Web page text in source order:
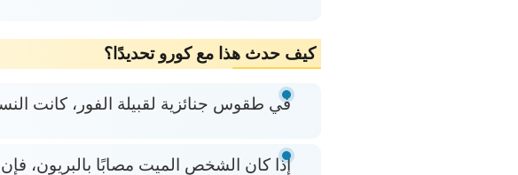
كيف حدث هذا مع كورو تحديدًا؟
في طقوس جنائزية لقبيلة الفور، كانت
إذا كان الشخص الميت مصابًا بالبريون،